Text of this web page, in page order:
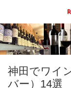
神田でワイ
バー）14選